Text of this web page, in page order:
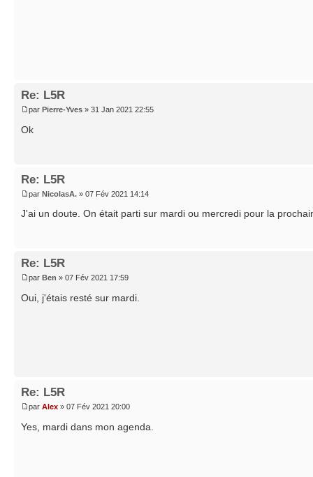
Re: L5R
par Pierre-Yves » 31 Jan 2021 22:55
Ok
Re: L5R
par NicolasA. » 07 Fév 2021 14:14
J'ai un doute. On était parti sur mardi ou mercredi pour la
Re: L5R
par Ben » 07 Fév 2021 17:59
Oui, j'étais resté sur mardi.
Re: L5R
par Alex » 07 Fév 2021 20:00
Yes, mardi dans mon agenda.